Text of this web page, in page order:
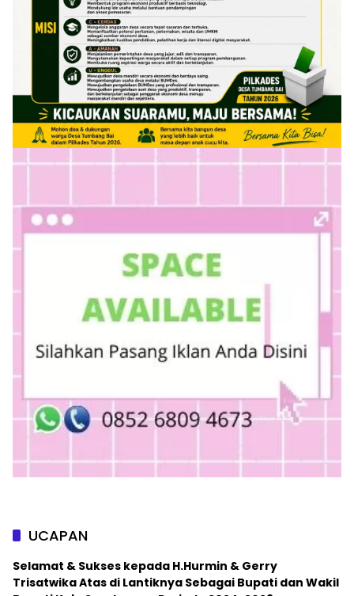
UCAPAN
Selamat & Sukses kepada H.Hurmin & Gerry
Trisatwika Atas di Lantiknya Sebagai Bupati dan Wakil